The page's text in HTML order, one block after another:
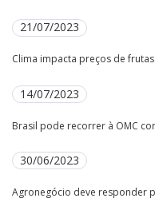
21/07/2023
Clima impacta preços de
14/07/2023
Brasil pode recorrer à OMC
30/06/2023
Agronegócio deve responder